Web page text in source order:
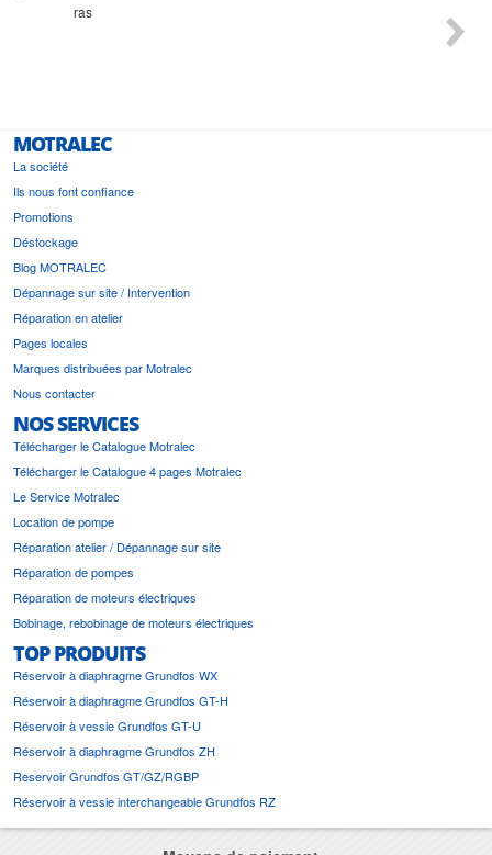
ras
MOTRALEC
La société
Ils nous font confiance
Promotions
Déstockage
Blog MOTRALEC
Dépannage sur site / Intervention
Réparation en atelier
Pages locales
Marques distribuées par Motralec
Nous contacter
NOS SERVICES
Télécharger le Catalogue Motralec
Télécharger le Catalogue 4 pages Motralec
Le Service Motralec
Location de pompe
Réparation atelier / Dépannage sur site
Réparation de pompes
Réparation de moteurs électriques
Bobinage, rebobinage de moteurs électriques
TOP PRODUITS
Réservoir à diaphragme Grundfos WX
Réservoir à diaphragme Grundfos GT-H
Réservoir à vessie Grundfos GT-U
Réservoir à diaphragme Grundfos ZH
Reservoir Grundfos GT/GZ/RGBP
Réservoir à vessie interchangeable Grundfos RZ